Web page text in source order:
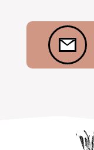
お問合わせ